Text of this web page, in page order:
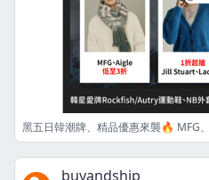
buyandship